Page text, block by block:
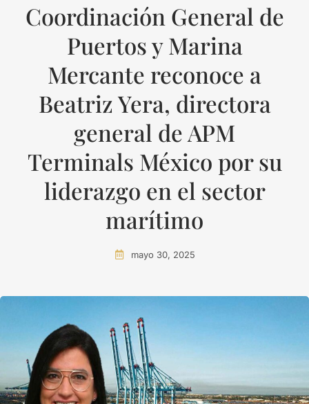
Coordinación General de
Puertos y Marina
Mercante reconoce a
Beatriz Yera, directora
general de APM
Terminals México por su
liderazgo en el sector
marítimo
mayo 30, 2025